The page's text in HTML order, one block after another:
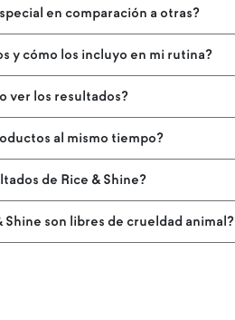
en comparación a otras?
y cómo los incluyo en mi rutina?
ver los resultados?
al mismo tiempo?
de Rice & Shine?
Shine son libres de crueldad animal?